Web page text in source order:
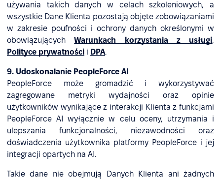
używania takich danych w celach szkoleniowych, a
wszystkie Dane Klienta pozostają objęte zobowiązaniami
w zakresie poufności i ochrony danych określonymi w
obowiązującychWarunkach korzystania z usługi,
Polityce prywatności i DPA.
9. Udoskonalanie PeopleForce AI
PeopleForce może gromadzić i wykorzystywać
zagregowane metryki wydajności oraz opinie
użytkowników wynikające z interakcji Klienta z funkcjami
PeopleForce AI wyłącznie w celu oceny, utrzymania i
ulepszania funkcjonalności, niezawodności oraz
doświadczenia użytkownika platformy PeopleForce i jej
integracji opartych na AI.
Takie dane nie obejmują Danych Klienta ani żadnych